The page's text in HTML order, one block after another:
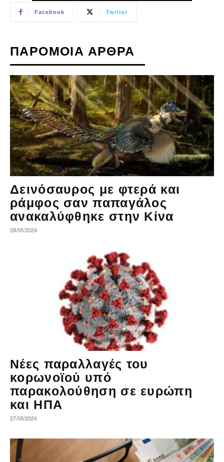
Facebook Twitter
ΠΑΡΟΜΟΙΑ ΑΡΘΡΑ
Δεινόσαυρος με φτερά και
ράμφος σαν παπαγάλος
ανακαλύφθηκε στην Κίνα
28/05/2024
Νέες παραλλαγές του
κορωνοϊού υπό
παρακολούθηση σε ευρώπη
και ΗΠΑ
27/05/2024